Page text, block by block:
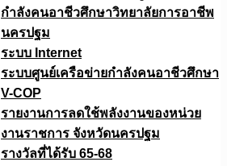
กำลังคนอาชีวศึกษาวิทยาลัยการอาชีพ
นครปฐม
ระบบ Internet
ระบบศูนย์เครือข่ายกำลังคนอาชีวศึกษา
V-COP
รายงานการลดใช้พลังงานของหน่วย
งานราชการ จังหวัดนครปฐม
รางวัลที่ได้รับ 65-68